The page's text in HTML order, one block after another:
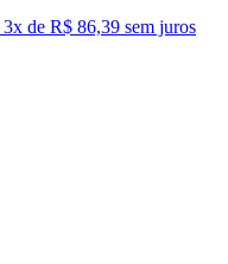
3x de R$ 86,39 sem juros